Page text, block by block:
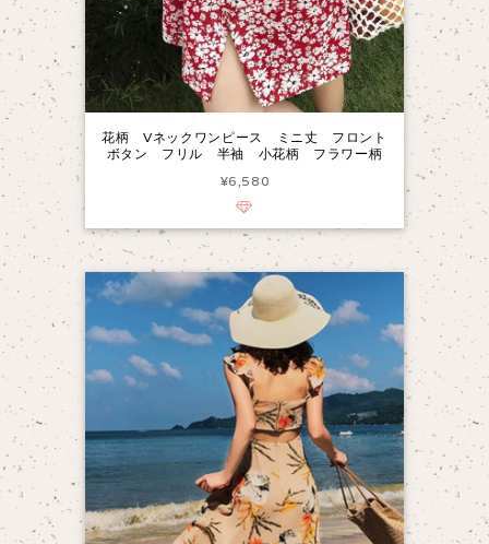
花柄 Vネックワンピース ミニ丈 フロント
ボタン フリル 半袖 小花柄 フラワー柄
¥6,580